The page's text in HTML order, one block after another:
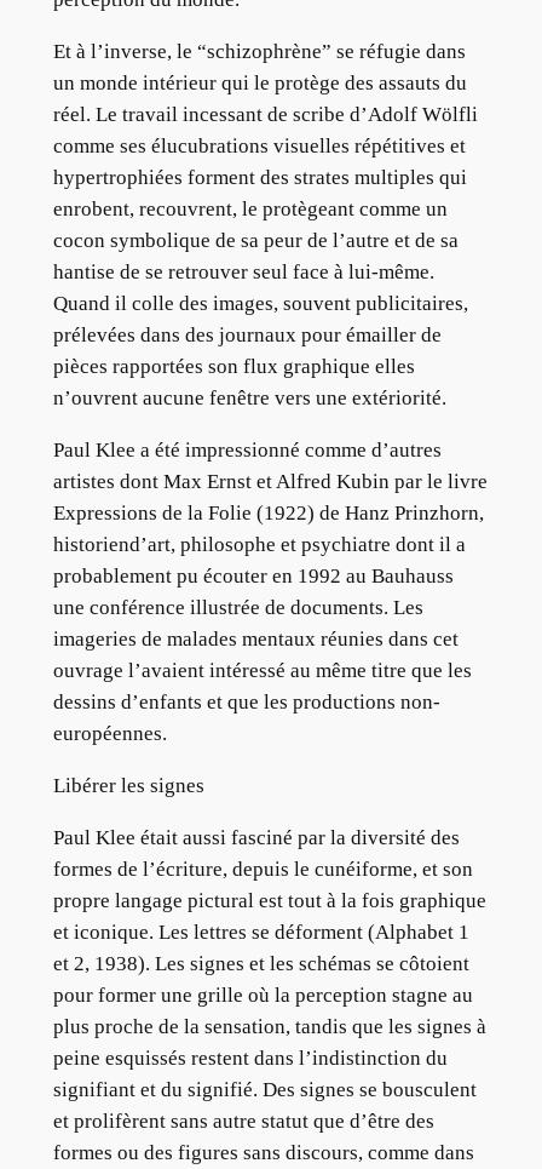
Et à l’inverse, le “schizophrène” se réfugie dans
un monde intérieur qui le protège des assauts du
réel. Le travail incessant de scribe d’Adolf Wölfli
comme ses élucubrations visuelles répétitives et
hypertrophiées forment des strates multiples qui
enrobent, recouvrent, le protègeant comme un
cocon symbolique de sa peur de l’autre et de sa
hantise de se retrouver seul face à lui-même.
Quand il colle des images, souvent publicitaires,
prélevées dans des journaux pour émailler de
pièces rapportées son flux graphique elles
n’ouvrent aucune fenêtre vers une extériorité.
Paul Klee a été impressionné comme d’autres
artistes dont Max Ernst et Alfred Kubin par le livre
Expressions de la Folie (1922) de Hanz Prinzhorn,
historiend’art, philosophe et psychiatre dont il a
probablement pu écouter en 1992 au Bauhauss
une conférence illustrée de documents. Les
imageries de malades mentaux réunies dans cet
ouvrage l’avaient intéressé au même titre que les
dessins d’enfants et que les productions non-
européennes.
Libérer les signes
Paul Klee était aussi fasciné par la diversité des
formes de l’écriture, depuis le cunéiforme, et son
propre langage pictural est tout à la fois graphique
et iconique. Les lettres se déforment (Alphabet 1
et 2, 1938). Les signes et les schémas se côtoient
pour former une grille où la perception stagne au
plus proche de la sensation, tandis que les signes à
peine esquissés restent dans l’indistinction du
signifiant et du signifié. Des signes se bousculent
et prolifèrent sans autre statut que d’être des
formes ou des figures sans discours, comme dans